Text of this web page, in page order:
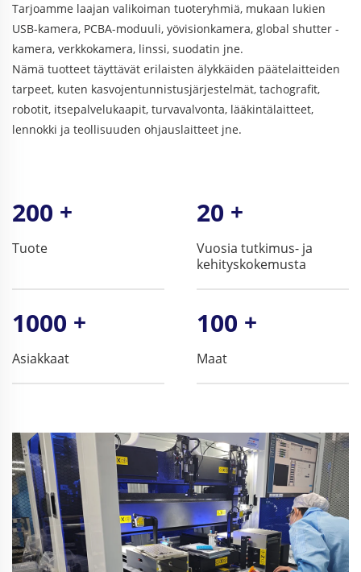
Tarjoamme laajan valikoiman tuoteryhmiä, mukaan lukien
USB-kamera, PCBA-moduuli, yövisionkamera, global shutter -
kamera, verkkokamera, linssi, suodatin jne.
Nämä tuotteet täyttävät erilaisten älykkäiden päätelaitteiden
tarpeet, kuten kasvojentunnistusjärjestelmät, tachografit,
robotit, itsepalvelukaapit, turvavalvonta, lääkintälaitteet,
lennokki ja teollisuuden ohjauslaitteet jne.
200 +
Tuote
20 +
Vuosia tutkimus- ja
kehityskokemusta
1000 +
Asiakkaat
100 +
Maat